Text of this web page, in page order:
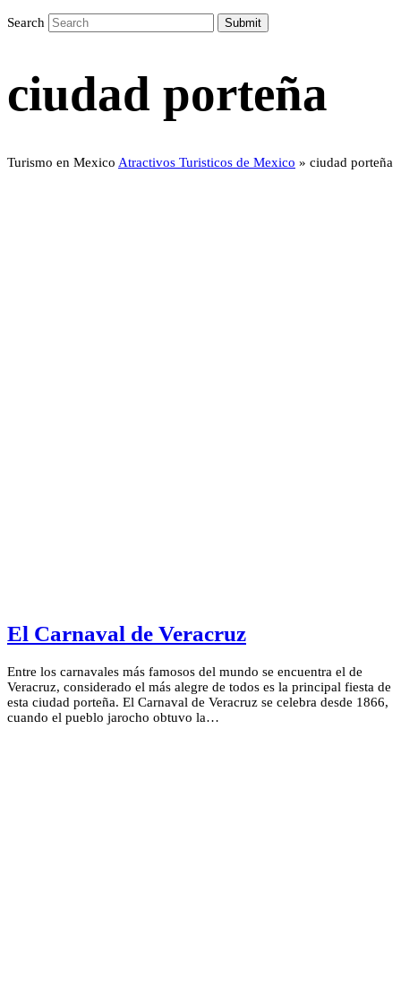
Search Submit
ciudad porteña
Turismo en Mexico Atractivos Turisticos de Mexico » ciudad porteña
El Carnaval de Veracruz
Entre los carnavales más famosos del mundo se encuentra el de
Veracruz, considerado el más alegre de todos es la principal fiesta de
esta ciudad porteña. El Carnaval de Veracruz se celebra desde 1866,
cuando el pueblo jarocho obtuvo la…